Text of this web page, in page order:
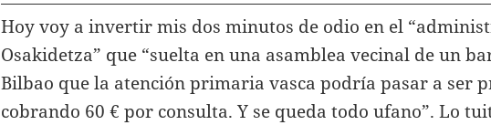
Hoy voy a invertir mis dos minutos de odio en el
Osakidetza” que “suelta en una asamblea vecinal de un
Bilbao que la atención primaria vasca podría pasar a ser
cobrando 60 € por consulta. Y se queda todo ufano”. Lo